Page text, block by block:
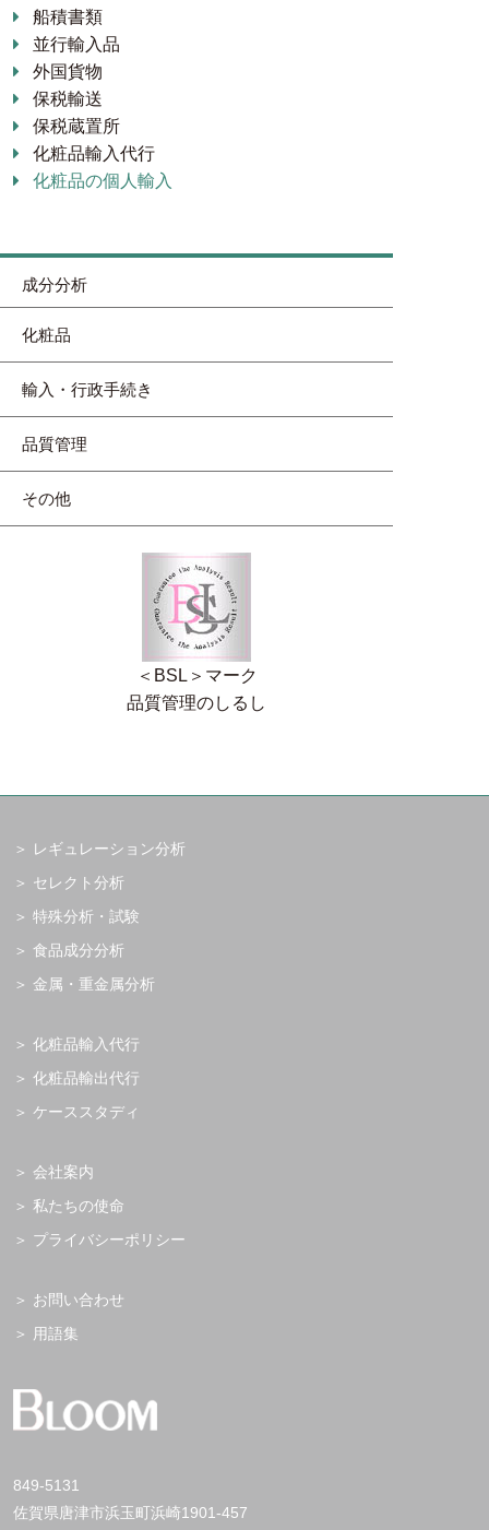
成分分析
化粧品
輸入・行政手続き
品質管理
その他
＜BSL＞マーク
品質管理のしるし
船積書類
並行輸入品
外国貨物
保税輸送
保税蔵置所
化粧品輸入代行
化粧品の個人輸入
849-5131
佐賀県唐津市浜玉町浜崎1901-457
レギュレーション分析
セレクト分析
特殊分析・試験
食品成分分析
金属・重金属分析
化粧品輸入代行
化粧品輸出代行
ケーススタディ
会社案内
私たちの使命
プライバシーポリシー
お問い合わせ
用語集